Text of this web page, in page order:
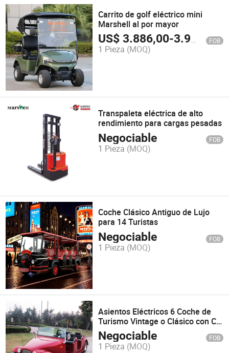
Carrito de golf eléctrico mini
Marshell al por mayor
US$3.886,00-3.900,00 FOB
1 Pieza (MOQ)
Transpaleta eléctrica de alto
rendimiento para cargas pesadas
Negociable FOB
1 Pieza (MOQ)
Coche Clásico Antiguo de Lujo
para 14 Turistas
Negociable FOB
1 Pieza (MOQ)
Asientos Eléctricos 6 Coche de
Turismo Vintage o Clásico con CE
Aprobado (DN-6D)
Negociable FOB
1 Pieza (MOQ)